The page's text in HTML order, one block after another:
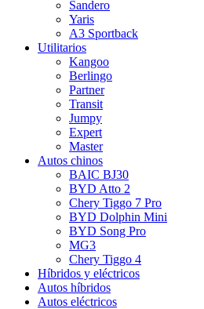
Sandero
Yaris
A3 Sportback
Utilitarios
Kangoo
Berlingo
Partner
Transit
Jumpy
Expert
Master
Autos chinos
BAIC BJ30
BYD Atto 2
Chery Tiggo 7 Pro
BYD Dolphin Mini
BYD Song Pro
MG3
Chery Tiggo 4
Híbridos y eléctricos
Autos híbridos
Autos eléctricos